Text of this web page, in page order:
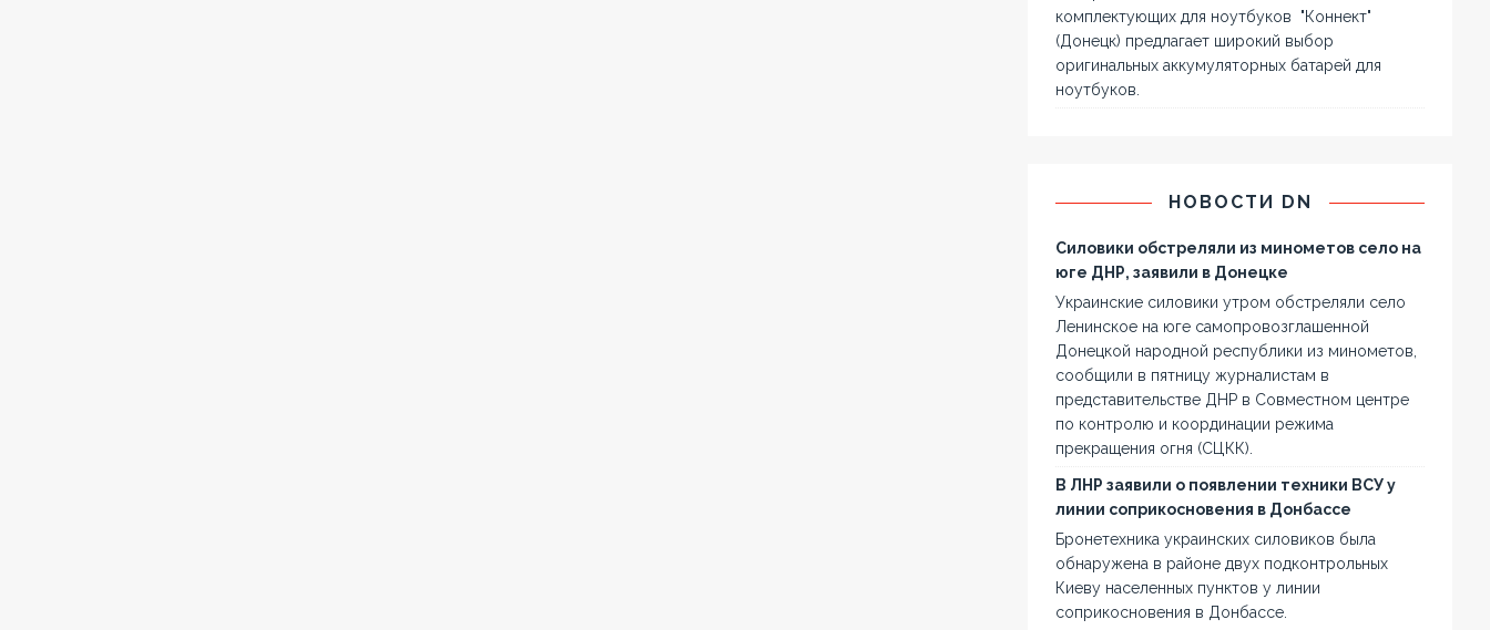
комплектующих для ноутбуков "Коннект"
(Донецк) предлагает широкий выбор
оригинальных аккумуляторных батарей для
ноутбуков.
НОВОСТИ DN
Силовики обстреляли из минометов село на
юге ДНР, заявили в Донецке
Украинские силовики утром обстреляли село
Ленинское на юге самопровозглашенной
Донецкой народной республики из минометов,
сообщили в пятницу журналистам в
представительстве ДНР в Совместном центре
по контролю и координации режима
прекращения огня (СЦКК).
В ЛНР заявили о появлении техники ВСУ у
линии соприкосновения в Донбассе
Бронетехника украинских силовиков была
обнаружена в районе двух подконтрольных
Киеву населенных пунктов у линии
соприкосновения в Донбассе.